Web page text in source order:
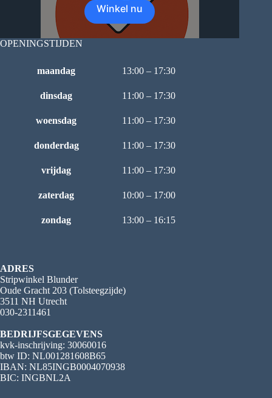
Winkel nu
OPENINGSTIJDEN
maandag 13:00 – 17:30
dinsdag 11:00 – 17:30
woensdag 11:00 – 17:30
donderdag 11:00 – 17:30
vrijdag 11:00 – 17:30
zaterdag 10:00 – 17:00
zondag 13:00 – 16:15
ADRES
Stripwinkel Blunder
Oude Gracht 203 (Tolsteegzijde)
3511 NH Utrecht
030-2311461
BEDRIJFSGEGEVENS
kvk-inschrijving: 30060016
btw ID: NL001281608B65
IBAN: NL85INGB0004070938
BIC: INGBNL2A